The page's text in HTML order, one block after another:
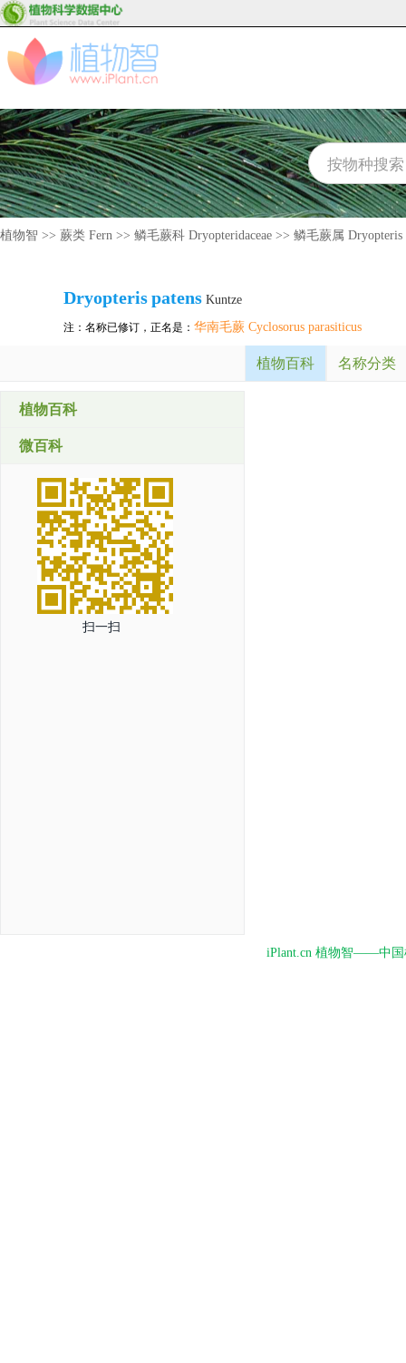
植物智 >> 蕨类 Fern >> 鳞毛蕨科 Dryopteridaceae >> 鳞毛蕨属 Dryopteris
Dryopterispatens Kuntze
注：名称已修订，正名是： 华南毛蕨 Cyclosorus parasiticus
植物百科 名称分类
植物百科
微百科
扫一扫
iPlant.cn 植物智——中国